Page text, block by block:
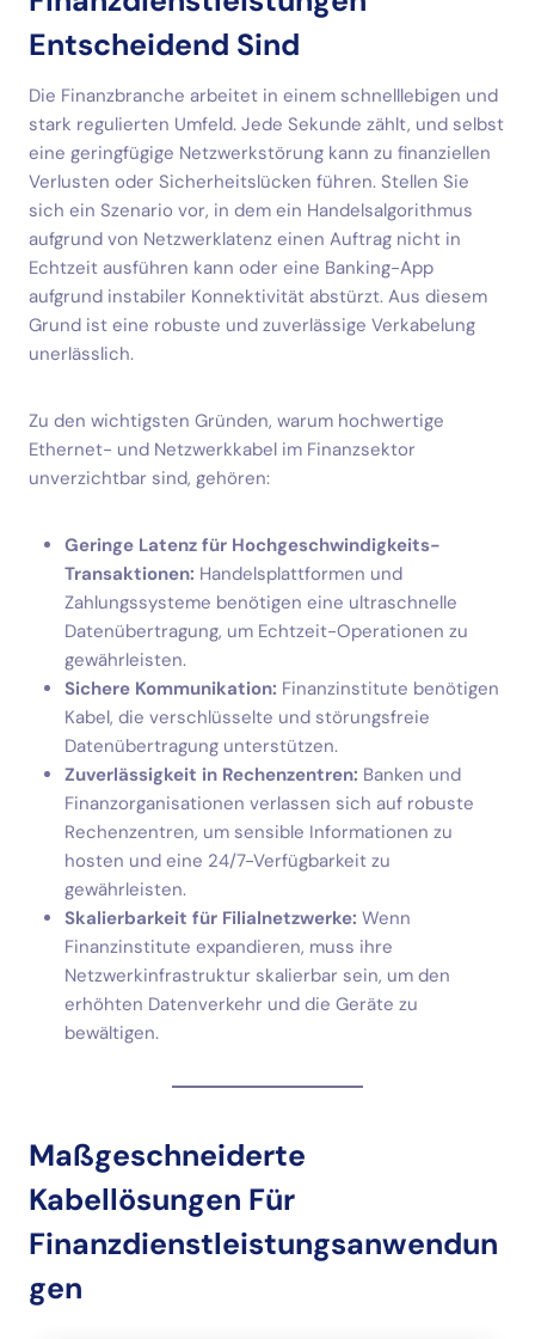
Entscheidend Sind
Die Finanzbranche arbeitet in einem schnelllebigen und
stark regulierten Umfeld. Jede Sekunde zählt, und selbst
eine geringfügige Netzwerkstörung kann zu finanziellen
Verlusten oder Sicherheitslücken führen. Stellen Sie
sich ein Szenario vor, in dem ein Handelsalgorithmus
aufgrund von Netzwerklatenz einen Auftrag nicht in
Echtzeit ausführen kann oder eine Banking-App
aufgrund instabiler Konnektivität abstürzt. Aus diesem
Grund ist eine robuste und zuverlässige Verkabelung
unerlässlich.
Zu den wichtigsten Gründen, warum hochwertige
Ethernet- und Netzwerkkabel im Finanzsektor
unverzichtbar sind, gehören:
Geringe Latenz für Hochgeschwindigkeits-
Transaktionen: Handelsplattformen und
Zahlungssysteme benötigen eine ultraschnelle
Datenübertragung, um Echtzeit-Operationen zu
gewährleisten.
Sichere Kommunikation: Finanzinstitute benötigen
Kabel, die verschlüsselte und störungsfreie
Datenübertragung unterstützen.
Zuverlässigkeit in Rechenzentren: Banken und
Finanzorganisationen verlassen sich auf robuste
Rechenzentren, um sensible Informationen zu
hosten und eine 24/7-Verfügbarkeit zu
gewährleisten.
Skalierbarkeit für Filialnetzwerke: Wenn
Finanzinstitute expandieren, muss ihre
Netzwerkinfrastruktur skalierbar sein, um den
erhöhten Datenverkehr und die Geräte zu
bewältigen.
Maßgeschneiderte
Kabellösungen Für
Finanzdienstleistungsanwendun
Gen